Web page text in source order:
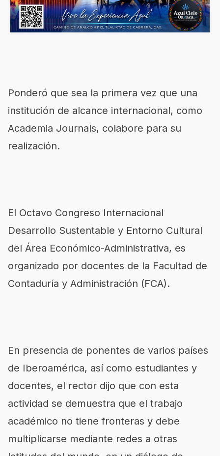
Ponderó que sea la primera vez que una
institución de alcance internacional, como
Academia Journals, colabore para su
realización.
El Octavo Congreso Internacional
Desarrollo Sustentable y Entorno Cultural
del Área Económico-Administrativa, es
organizado por docentes de la Facultad de
Contaduría y Administración (FCA).
En presencia de ponentes de varios países
de Iberoamérica, así como estudiantes y
docentes, el rector dijo que con esta
actividad se demuestra que el trabajo
académico no tiene fronteras y debe
multiplicarse mediante redes a otras